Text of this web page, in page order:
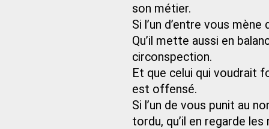
son métier.
Si l’un d’entre vous
Qu’il mette aussi en
circonspection.
Et que celui qui voudrait
est offensé.
Si l’un de vous punit au
tordu, qu’il en regarde les